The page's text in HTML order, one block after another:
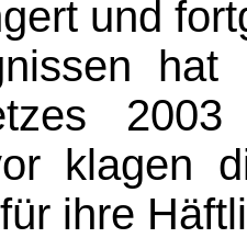
und
klagen
ihre